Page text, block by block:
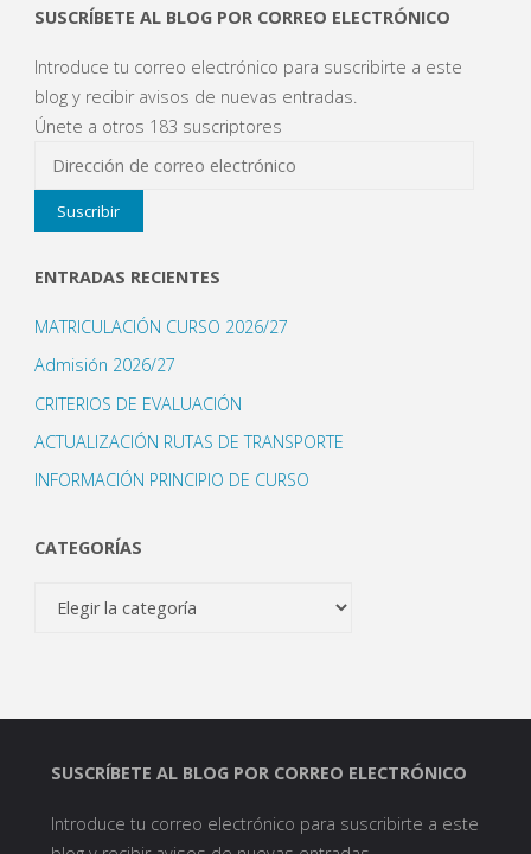
SUSCRÍBETE AL BLOG POR CORREO ELECTRÓNICO
Introduce tu correo electrónico para suscribirte a este
blog y recibir avisos de nuevas entradas.
Únete a otros 183 suscriptores
Dirección
de
correo
Suscribir
ENTRADAS RECIENTES
MATRICULACIÓN CURSO 2026/27
Admisión 2026/27
CRITERIOS DE EVALUACIÓN
ACTUALIZACIÓN RUTAS DE TRANSPORTE
INFORMACIÓN PRINCIPIO DE CURSO
CATEGORÍAS
Categorías
SUSCRÍBETE AL BLOG POR CORREO ELECTRÓNICO
Introduce tu correo electrónico para suscribirte a este